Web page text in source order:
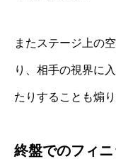
またステージ上の
り、相手の視界に
たりすることも煽
終盤でのフィ